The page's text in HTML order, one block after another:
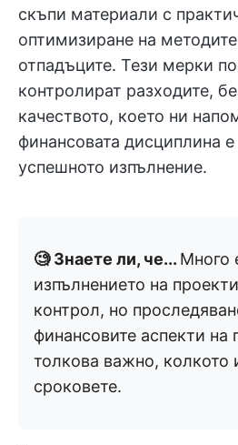
скъпи материали с
оптимизиране на
отпадъците. Тези мерки
контролират разходите,
качеството, което ни
финансовата дисциплина е
успешното изпълнение.
🧐 Знаете ли, че... Много
изпълнението на
контрол, но
финансовите аспекти на
толкова важно, колкото
сроковете.